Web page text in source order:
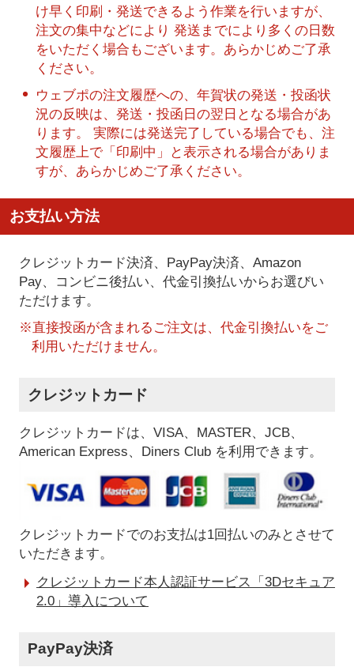
け早く印刷・発送できるよう作業を行いますが、
注文の集中などにより 発送までにより多くの日数
をいただく場合もございます。あらかじめご了承
ください。
ウェブポの注文履歴への、年賀状の発送・投函状
況の反映は、発送・投函日の翌日となる場合があ
ります。 実際には発送完了している場合でも、注
文履歴上で「印刷中」と表示される場合がありま
すが、あらかじめご了承ください。
お支払い方法
クレジットカード決済、PayPay決済、Amazon
Pay、コンビニ後払い、代金引換払いからお選びい
ただけます。
※直接投函が含まれるご注文は、代金引換払いをご
利用いただけません。
クレジットカード
クレジットカードは、VISA、MASTER、JCB、
American Express、Diners Club を利用できます。
クレジットカードでのお支払は1回払いのみとさせて
いただきます。
クレジットカード本人認証サービス「3Dセキュア
2.0」導入について
PayPay決済